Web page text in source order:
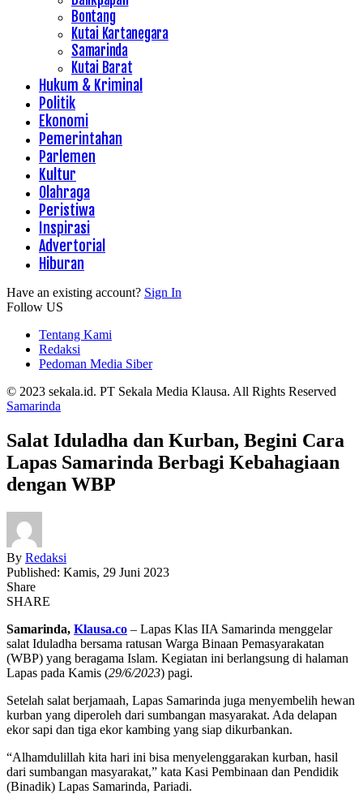
Bontang
Kutai Kartanegara
Samarinda
Kutai Barat
Hukum & Kriminal
Politik
Ekonomi
Pemerintahan
Parlemen
Kultur
Olahraga
Peristiwa
Inspirasi
Advertorial
Hiburan
Have an existing account? Sign In
Follow US
Tentang Kami
Redaksi
Pedoman Media Siber
© 2023 sekala.id. PT Sekala Media Klausa. All Rights Reserved
Samarinda
Salat Iduladha dan Kurban, Begini Cara
Lapas Samarinda Berbagi Kebahagiaan
dengan WBP
By Redaksi
Published: Kamis, 29 Juni 2023
Share
SHARE
Samarinda, Klausa.co – Lapas Klas IIA Samarinda menggelar
salat Iduladha bersama ratusan Warga Binaan Pemasyarakatan
(WBP) yang beragama Islam. Kegiatan ini berlangsung di halaman
Lapas pada Kamis (29/6/2023) pagi.
Setelah salat berjamaah, Lapas Samarinda juga menyembelih hewan
kurban yang diperoleh dari sumbangan masyarakat. Ada delapan
ekor sapi dan tiga ekor kambing yang siap dikurbankan.
“Alhamdulillah kita hari ini bisa menyelenggarakan kurban, hasil
dari sumbangan masyarakat,” kata Kasi Pembinaan dan Pendidik
(Binadik) Lapas Samarinda, Pariadi.